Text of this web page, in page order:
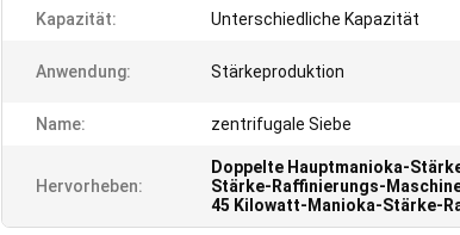
Kapazität: Unterschiedliche Kapazität
Anwendung: Stärkeproduktion
Name: zentrifugale Siebe
Hervorheben:
Doppelte Hauptmanioka-
Stärke-Raffinierungs-
45 Kilowatt-Manioka-Stärke-